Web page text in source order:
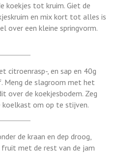
koekjes tot kruim. Giet de
en mix kort tot alles is
over een kleine springvorm.
citroenrasp-, en sap en 40g
Meng de slagroom met het
over de koekjesbodem. Zeg
om op te stijven.
de kraan en dep droog,
met de rest van de jam